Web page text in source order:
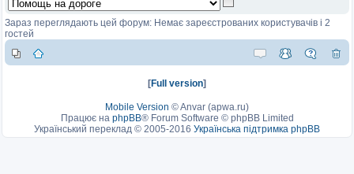
Зараз переглядають цей форум: Немає зареєстрованих користувачів і 2
гостей
[Full version]
Mobile Version ©Anvar (apwa.ru)
Працює на phpBB® Forum Software © phpBB Limited
Український переклад © 2005-2016 Українська підтримка phpBB